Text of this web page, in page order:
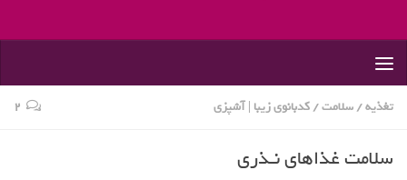
تغذیه/سلامت/کدبانوی زیبا | آشپزی ۲
سلامت غذاهای نـذری